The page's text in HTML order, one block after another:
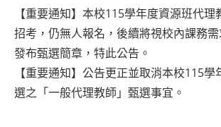
【重要通知】本校115學年度資源班代
招考，仍無人報名，後續將視校內課務
發布甄選簡章，特此公告。
【重要通知】公告更正並取消本校115
選之「一般代理教師」甄選事宜。